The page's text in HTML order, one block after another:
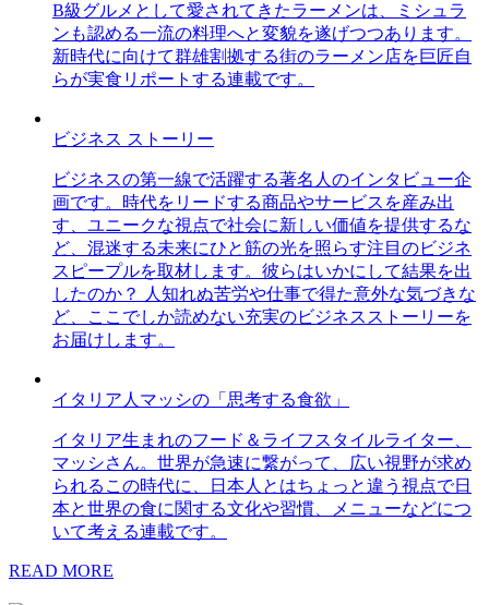
B級グルメとして愛されてきたラーメンは、ミシュラ
ンも認める一流の料理へと変貌を遂げつつあります。
新時代に向けて群雄割拠する街のラーメン店を巨匠自
らが実食リポートする連載です。
ビジネス ストーリー
ビジネスの第一線で活躍する著名人のインタビュー企
画です。時代をリードする商品やサービスを産み出
す、ユニークな視点で社会に新しい価値を提供するな
ど、混迷する未来にひと筋の光を照らす注目のビジネ
スピープルを取材します。彼らはいかにして結果を出
したのか？ 人知れぬ苦労や仕事で得た意外な気づきな
ど、ここでしか読めない充実のビジネスストーリーを
お届けします。
イタリア人マッシの「思考する食欲」
イタリア生まれのフード＆ライフスタイルライター、
マッシさん。世界が急速に繋がって、広い視野が求め
られるこの時代に、日本人とはちょっと違う視点で日
本と世界の食に関する文化や習慣、メニューなどにつ
いて考える連載です。
READ MORE